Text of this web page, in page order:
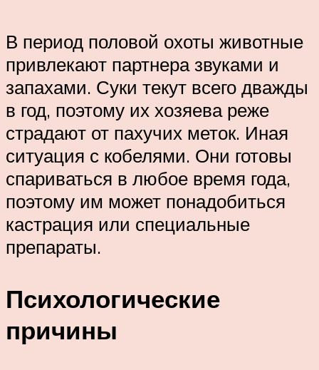
В период половой охоты животные
привлекают партнера звуками и
запахами. Суки текут всего дважды
в год, поэтому их хозяева реже
страдают от пахучих меток. Иная
ситуация с кобелями. Они готовы
спариваться в любое время года,
поэтому им может понадобиться
кастрация или специальные
препараты.
Психологические
причины